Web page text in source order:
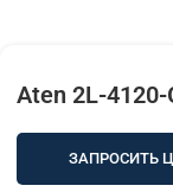
Aten 2L-4120-
ЗАПРОСИТЬ